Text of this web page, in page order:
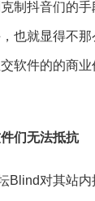
制抖音们的
也就显得不
软件的的商
们无法抵抗
Blind对其站